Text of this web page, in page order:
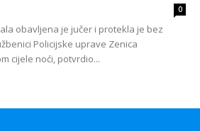
0
obavljena je jučer i protekla je bez
Policijske uprave Zenica
cijele noći, potvrdio...